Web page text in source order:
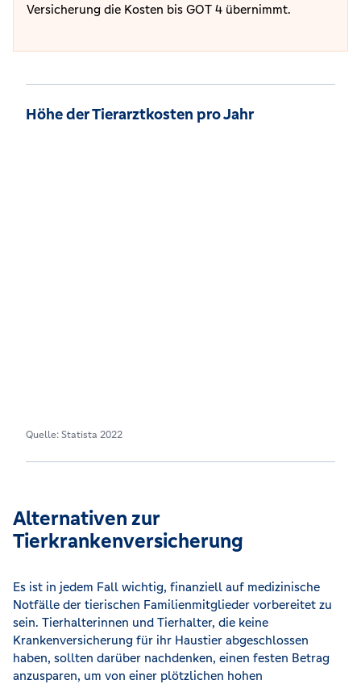
Versicherung die Kosten bis GOT 4 übernimmt.
Höhe der Tierarztkosten pro Jahr
Quelle: Statista 2022
Alternativen zur
Tierkrankenversicherung
Es ist in jedem Fall wichtig, finanziell auf medizinische
Notfälle der tierischen Familienmitglieder vorbereitet zu
sein. Tierhalterinnen und Tierhalter, die keine
Krankenversicherung für ihr Haustier abgeschlossen
haben, sollten darüber nachdenken, einen festen Betrag
anzusparen, um von einer plötzlichen hohen